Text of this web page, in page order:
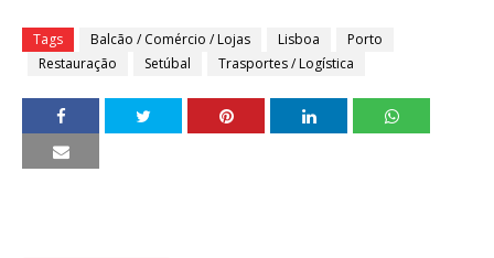
Tags Balcão / Comércio / Lojas Lisboa
Porto
Restauração
Setúbal Trasportes / Logística